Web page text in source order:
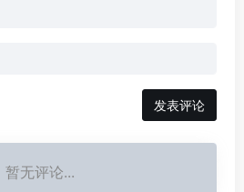
发表评论
暂无评论...